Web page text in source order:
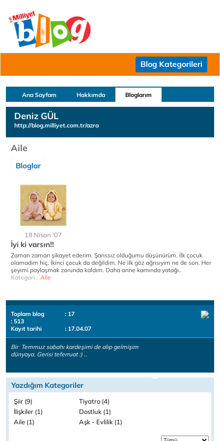
Blog Kategorileri
Ana Sayfam Hakkımda Bloglarım
Deniz GÜL
http://blog.milliyet.com.tr/azra
Aile
Bloglar
18 Nisan '07
İyi ki varsın!!
Zaman zaman şikayet ederim. Şanssız olduğumu düşünürüm. İlk çocuk
olamadım hiç. İkinci çocuk da değildim. Ne ilk göz ağrısıyım ne de son. Her
şeyimi paylaşmak zorunda kaldım. Daha anne karnında yatağı..
Kategori : Aile
Toplam blog
: 17
: 513
Kayıt tarihi
: 17.04.07
Bir Temmuz sabahı kardeşimi de alıp gelmişim
dünyaya. Gerisi teferruat :) ..
Yazdığım Kategoriler
Şiir (9)
Tiyatro (4)
İlişkiler (1)
Dostluk (1)
Aile (1)
Aşk - Evlilik (1)